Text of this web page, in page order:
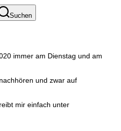
Suchen
immer am Dienstag und am
und zwar auf
mir einfach unter